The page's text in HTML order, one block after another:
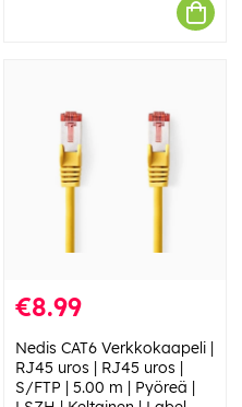
€8.99
Nedis CAT6 Verkkokaapeli |
RJ45 uros | RJ45 uros |
S/FTP | 5.00 m | Pyöreä |